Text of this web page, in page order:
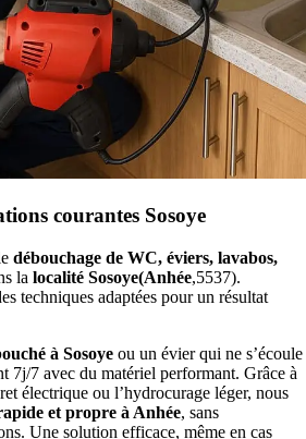
courantes Sosoye
débouchage de WC, éviers, lavabos,
la localité Sosoye(Anhée,5537).
techniques adaptées pour un résultat
à Sosoye ou un évier qui ne s’écoule
7j/7 avec du matériel performant. Grâce à
électrique ou l’hydrocurage léger, nous
et propre à Anhée, sans
Une solution efficace, même en cas